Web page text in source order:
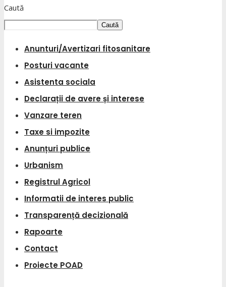
Caută
Caută
Anunturi/Avertizari fitosanitare
Posturi vacante
Asistenta sociala
Declarații de avere și interese
Vanzare teren
Taxe si impozite
Anunțuri publice
Urbanism
Registrul Agricol
Informatii de interes public
Transparență decizională
Rapoarte
Contact
Proiecte POAD